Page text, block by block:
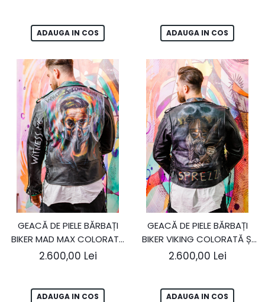
ADAUGA IN COS ADAUGA IN COS
GEACĂ DE PIELE BĂRBAȚI
BIKER MAD MAX COLORATĂ
ȘI CU ȚINTE
2.600,00 Lei
ADAUGA IN COS
GEACĂ DE PIELE BĂRBAȚI
BIKER VIKING COLORATĂ ȘI
CU ȚINTE
2.600,00 Lei
ADAUGA IN COS